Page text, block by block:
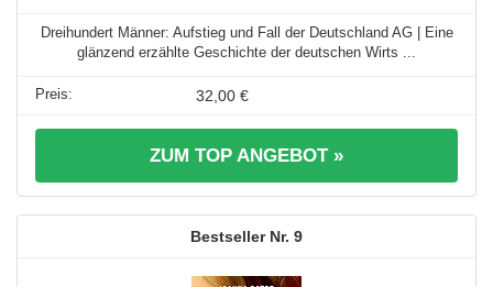
Dreihundert Männer: Aufstieg und Fall der Deutschland AG | Eine
glänzend erzählte Geschichte der deutschen Wirts ...
32,00 €
ZUM TOP ANGEBOT »
9